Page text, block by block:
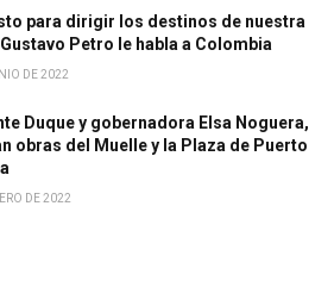
para dirigir los destinos de nuestra
Petro le habla a Colombia
DE 2022
Duque y gobernadora Elsa Noguera,
obras del Muelle y la Plaza de Puerto
DE 2022